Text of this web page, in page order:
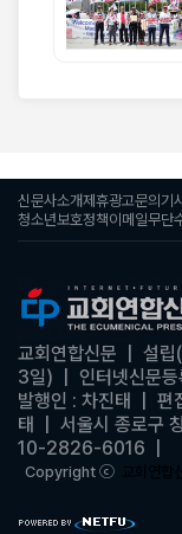
신문사소개제휴광고문의 기
청소년보호정책 이메일무단
교회연합신문 | 설립
3일)
인터넷신문
발행인 : 차진태 | 편
태
| 서울시 종로구
10-2826-6016
Copyright ⓒ 교회연합